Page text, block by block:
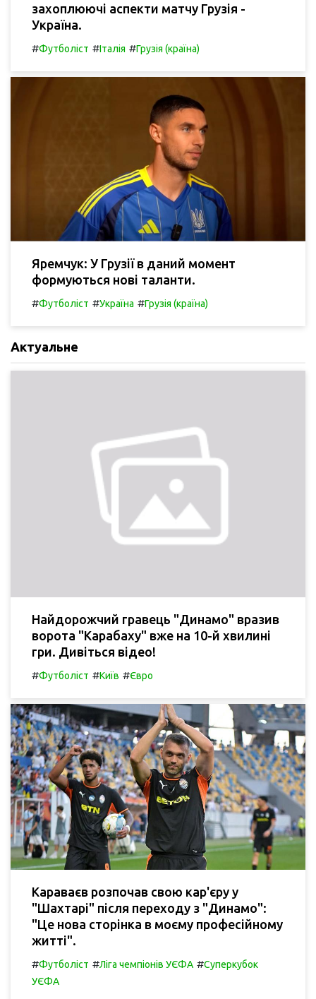
захоплюючі аспекти матчу Грузія -
Україна.
#Футболіст #Італія #Грузія (країна)
Яремчук: У Грузії в даний момент
формуються нові таланти.
#Футболіст #Україна #Грузія (країна)
Актуальне
Найдорожчий гравець "Динамо" вразив
ворота "Карабаху" вже на 10-й хвилині
гри. Дивіться відео!
#Футболіст #Київ #Євро
Караваєв розпочав свою кар'єру у
"Шахтарі" після переходу з "Динамо":
"Це нова сторінка в моєму професійному
житті".
#Футболіст #Ліга чемпіонів УЄФА #Суперкубок
УЄФА